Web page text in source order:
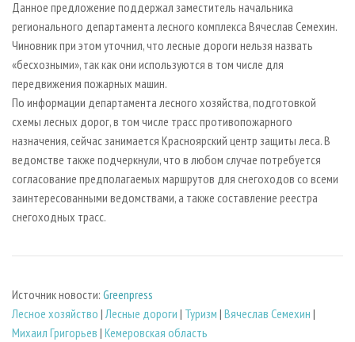
Данное предложение поддержал заместитель начальника
регионального департамента лесного комплекса Вячеслав Семехин.
Чиновник при этом уточнил, что лесные дороги нельзя назвать
«бесхозными», так как они используются в том числе для
передвижения пожарных машин.
По информации департамента лесного хозяйства, подготовкой
схемы лесных дорог, в том числе трасс противопожарного
назначения, сейчас занимается Красноярский центр защиты леса. В
ведомстве также подчеркнули, что в любом случае потребуется
согласование предполагаемых маршрутов для снегоходов со всеми
заинтересованными ведомствами, а также составление реестра
снегоходных трасс.
Источник новости: Greenpress
Лесное хозяйство |Лесные дороги | Туризм | Вячеслав Семехин |
Михаил Григорьев | Кемеровская область